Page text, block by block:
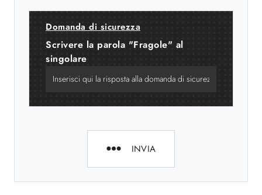
Domanda di sicurezza
Scrivere la parola "Fragole" al
singolare
INVIA